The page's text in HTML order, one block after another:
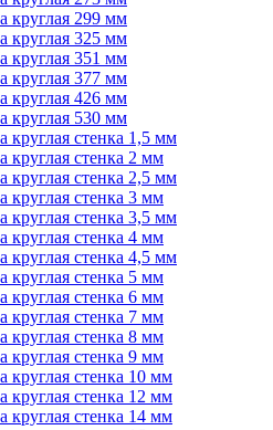
круглая 299 мм
круглая 325 мм
круглая 351 мм
круглая 377 мм
круглая 426 мм
круглая 530 мм
круглая стенка 1,5 мм
круглая стенка 2 мм
круглая стенка 2,5 мм
круглая стенка 3 мм
круглая стенка 3,5 мм
круглая стенка 4 мм
круглая стенка 4,5 мм
круглая стенка 5 мм
круглая стенка 6 мм
круглая стенка 7 мм
круглая стенка 8 мм
круглая стенка 9 мм
круглая стенка 10 мм
круглая стенка 12 мм
круглая стенка 14 мм